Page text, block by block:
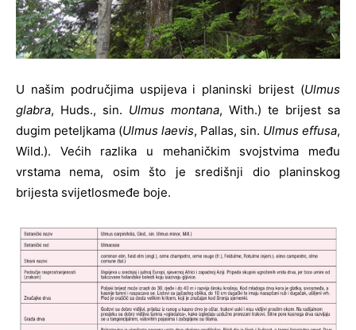
U našim područjima uspijeva i planinski brijest (Ulmus
glabra, Huds., sin. Ulmus montana, With.) te brijest sa
dugim peteljkama (Ulmus laevis, Pallas, sin. Ulmus effusa,
Wild.). Većih razlika u mehaničkim svojstvima među
vrstama nema, osim što je središnji dio planinskog
brijesta svijetlosmeđe boje.